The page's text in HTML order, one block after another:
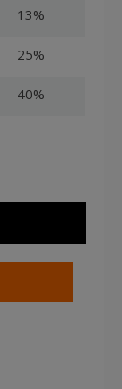
13%
25%
40%